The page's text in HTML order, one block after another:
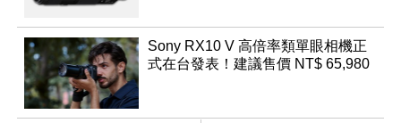
Sony RX10 V 高倍率類單眼相機正
式在台發表！建議售價 NT$ 65,980